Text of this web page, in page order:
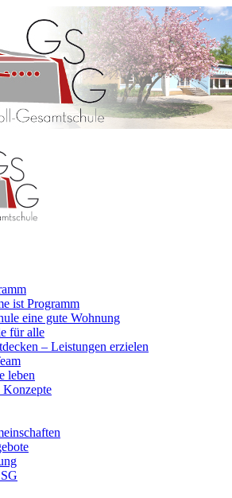
ist Programm
eine gute Wohnung
für alle
– Leistungen erzielen
leben
Konzepte